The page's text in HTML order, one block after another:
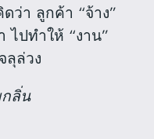
ว่า ลูกค้า “จ้าง”
ไปทำให้ “งาน”
ลุล่วง
ลิ่น